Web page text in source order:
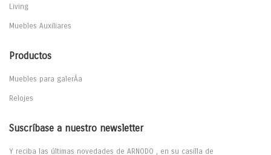
Living
Muebles Auxiliares
Productos
Muebles para galerÃ­a
Relojes
Suscríbase a nuestro newsletter
Y reciba las últimas novedades de ARNODO , en su casilla de